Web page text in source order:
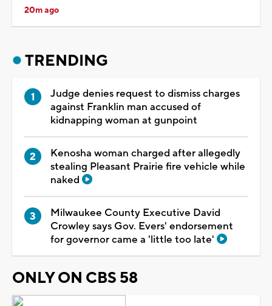
20m ago
TRENDING
Judge denies request to dismiss charges
against Franklin man accused of
kidnapping woman at gunpoint
Kenosha woman charged after allegedly
stealing Pleasant Prairie fire vehicle while
naked
Milwaukee County Executive David
Crowley says Gov. Evers' endorsement
for governor came a 'little too late'
ONLY ON CBS 58